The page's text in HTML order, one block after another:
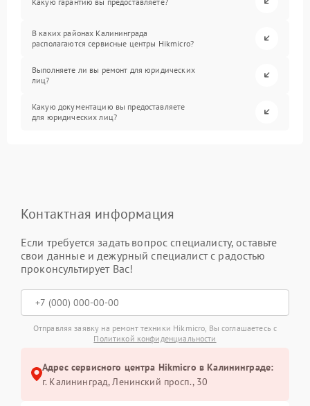
В каких районах Калининграда
располагаются сервисные центры Hikmicro?
Выполняете ли вы ремонт для юридических
лиц?
Какую документацию вы предоставляете
для юридических лиц?
Контактная информация
Если требуется задать вопрос специалисту, оставьте
свои данные и дежурный специалист с радостью
проконсультирует Вас!
Отправляя заявку на ремонт техники Hikmicro, Вы соглашаетесь с
Политикой конфиденциальности
Адрес сервисного центра Hikmicro в Калининграде:
г. Калининград, Ленинский просп., 30